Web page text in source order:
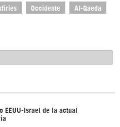
Occidente Al-Qaeda
EEUU-Israel de la actual